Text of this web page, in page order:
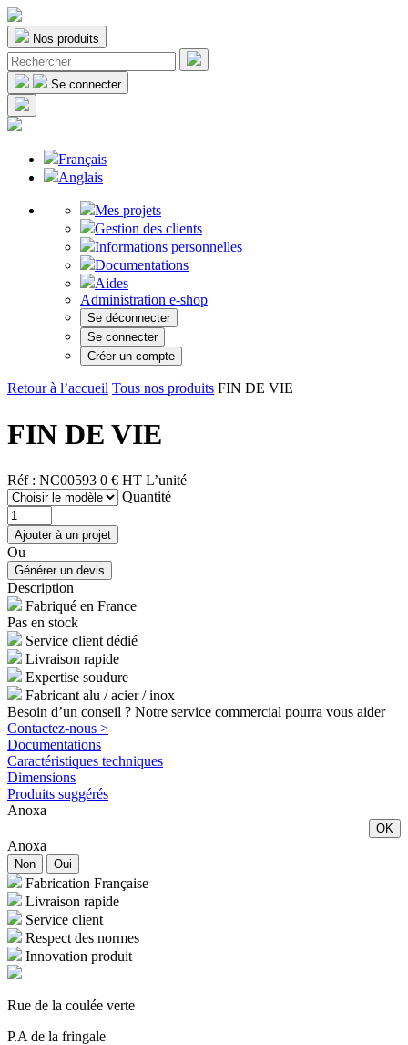
Nos produits
Se connecter
Français
Anglais
Mes projets
Gestion des clients
Informations personnelles
Documentations
Aides
Administration e-shop
Se déconnecter
Se connecter
Créer un compte
Retour à l’accueil Tous nos produits FIN DE VIE
FIN DE VIE
Réf : NC00593 0 € HT L’unité
Quantité
Ou
Description
Fabriqué en France
Pas en stock
Service client dédié
Livraison rapide
Expertise soudure
Fabricant alu / acier / inox
Besoin d’un conseil ? Notre service commercial pourra vous aider
Contactez-nous >
Documentations
Caractéristiques techniques
Dimensions
Produits suggérés
Anoxa
OK
Anoxa
Non Oui
Fabrication Française
Livraison rapide
Service client
Respect des normes
Innovation produit
Rue de la coulée verte
P.A de la fringale